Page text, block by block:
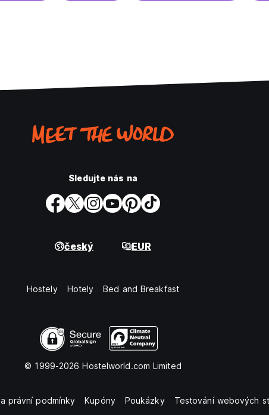
Sledujte nás na
český EUR
Hostely Hotely Bed and Breakfast
© 1999-2026 Hostelworld.com Limited
právní podmínky Kupóny Poukázky Testování webových